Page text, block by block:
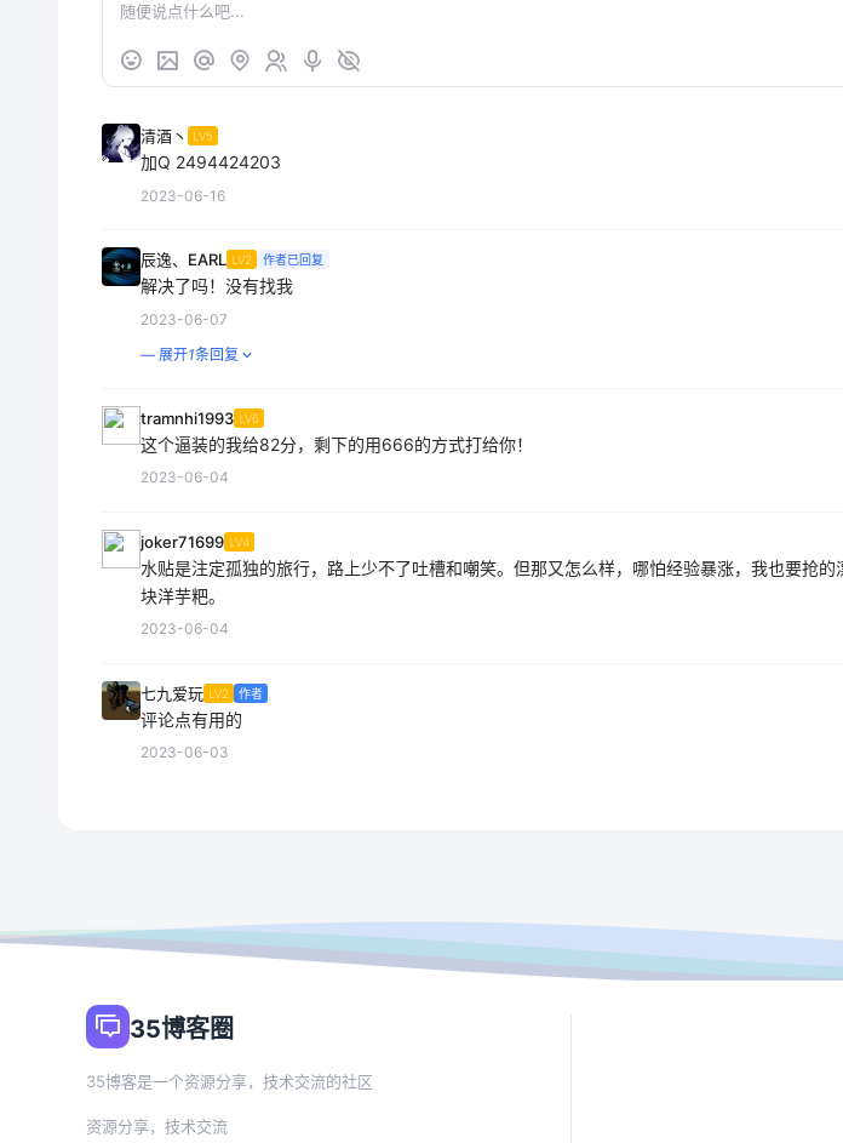
清酒丶 LV5
加Q 2494424203
2023-06-16
辰逸、EARL LV2 作者已回复
解决了吗！没有找我
2023-06-07
— 展开1条回复
tramnhi1993 LV6
这个逼装的我给82分，剩下的用666的方式打给你！
2023-06-04
joker71699 LV4
水贴是注定孤独的旅行，路上少不了吐槽和嘲笑。但那又怎么样，哪怕经验暴涨，我也要抢
块洋芋粑。
2023-06-04
七九爱玩 LV2 作者
评论点有用的
2023-06-03
35博客圈
35博客是一个资源分享，技术交流的社区
资源分享，技术交流